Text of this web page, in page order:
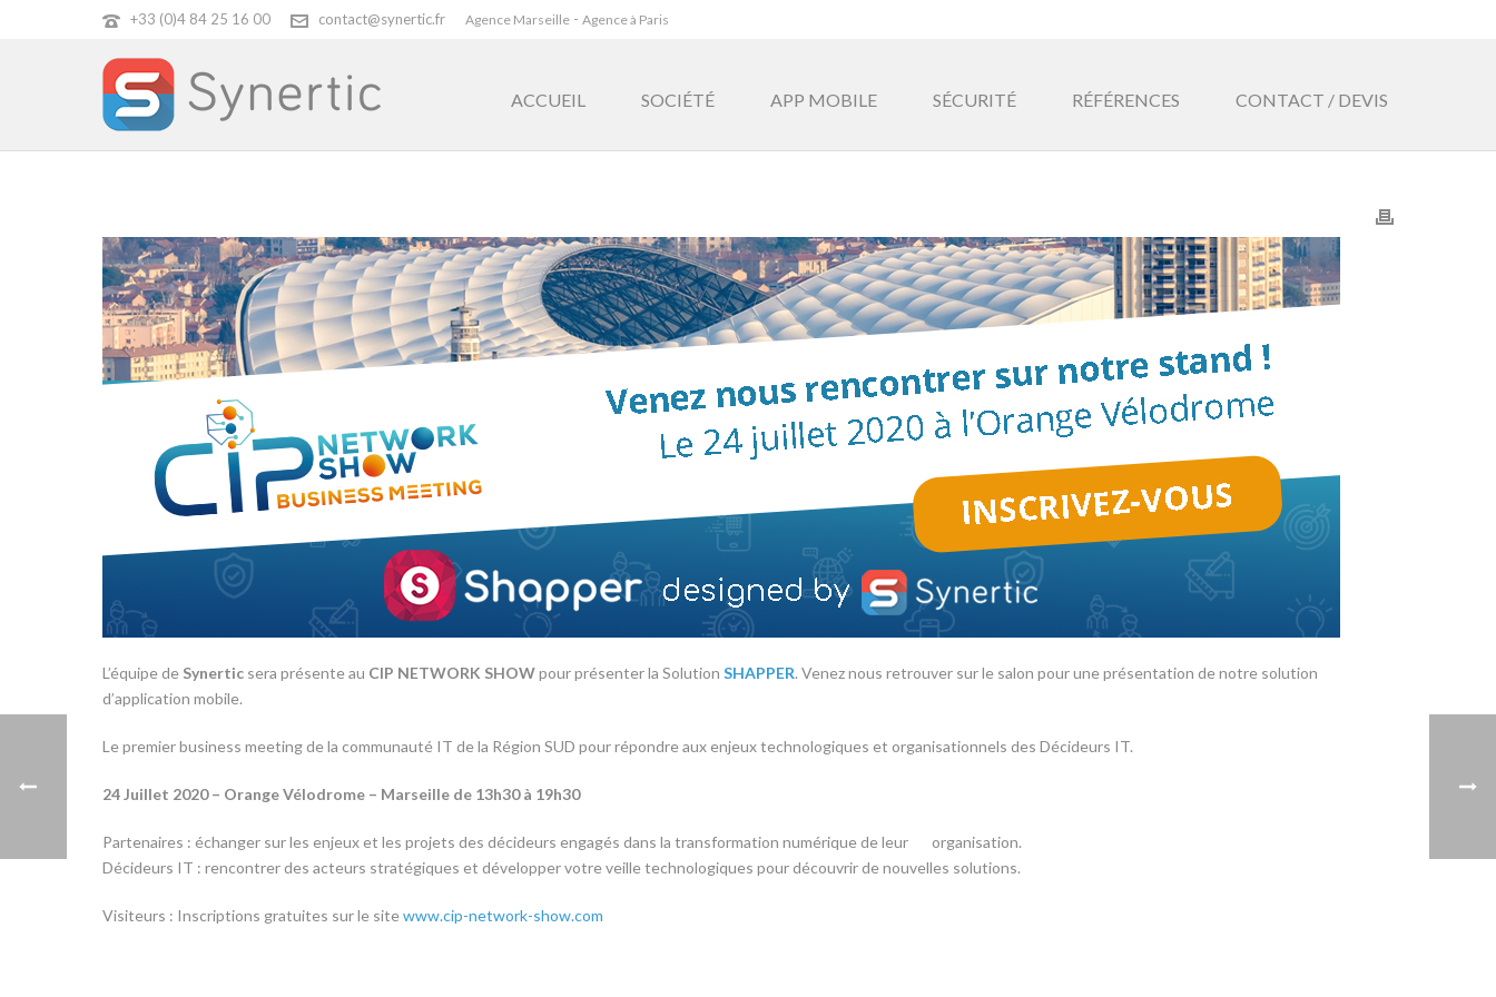
+33 (0)4 84 25 16 00 contact@synertic.fr Agence Marseille - Agence à Paris
ACCUEIL SOCIÉTÉ APP MOBILE SÉCURITÉ RÉFÉRENCES CONTACT / DEVIS
L’équipe de Synertic sera présente au CIP NETWORK SHOWpour présenter la Solution SHAPPER. Venez nous retrouver sur le salon pour une présentation de notre solution
d’application mobile.
Le premier business meeting de la communauté IT de la Région SUD pour répondre aux enjeux technologiques et organisationnels des Décideurs IT.
24 Juillet 2020 – Orange Vélodrome – Marseille de 13h30 à 19h30
Partenaires : échanger sur les enjeux et les projets des décideurs engagés dans la transformation numérique de leur organisation.
Décideurs IT : rencontrer des acteurs stratégiques et développer votre veille technologiques pour découvrir de nouvelles solutions.
Visiteurs : Inscriptions gratuites sur le sitewww.cip-network-show.com